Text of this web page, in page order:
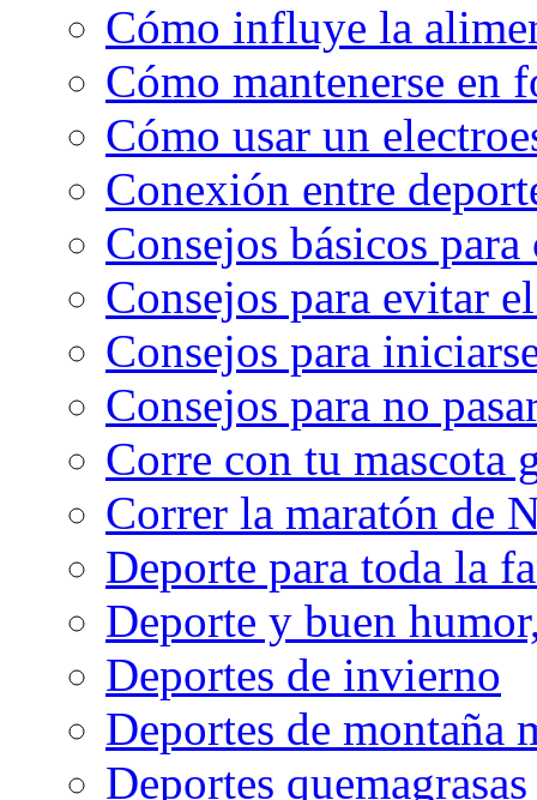
Cómo influye la
Cómo mantenerse en
Cómo usar un
Conexión entre
Consejos básicos
Consejos para evitar
Consejos para
Consejos para no
Corre con tu mascota
Correr la maratón de
Deporte para toda la
Deporte y buen
Deportes de invierno
Deportes de montaña
Deportes quemagrasas